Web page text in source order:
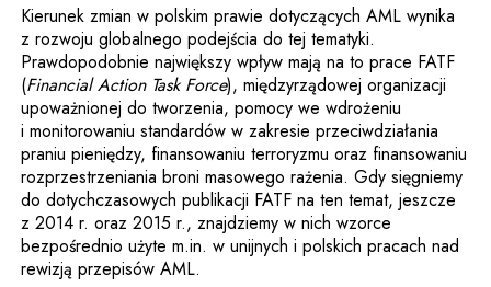
Kierunek zmian w polskim prawie dotyczących AML wynika
z rozwoju globalnego podejścia do tej tematyki.
Prawdopodobnie największy wpływ mają na to prace FATF
(Financial Action Task Force), międzyrządowej organizacji
upoważnionej do tworzenia, pomocy we wdrożeniu
i monitorowaniu standardów w zakresie przeciwdziałania
praniu pieniędzy, finansowaniu terroryzmu oraz finansowaniu
rozprzestrzeniania broni masowego rażenia. Gdy sięgniemy
do dotychczasowych publikacji FATF na ten temat, jeszcze
z 2014 r. oraz 2015 r., znajdziemy w nich wzorce
bezpośrednio użyte m.in. w unijnych i polskich pracach nad
rewizją przepisów AML.